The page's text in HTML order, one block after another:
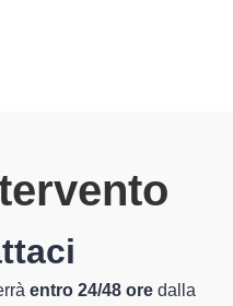
entro 24/48 ore dalla